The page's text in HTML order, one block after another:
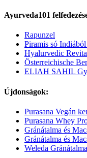
Ayurveda101
Rapunzel
Piramis só
Hyalurvedic
Österreichische
ELIAH SAHIL
Újdonságok:
Purasana Vegán
Purasana Whey
Gránátalma és
Gránátalma és
Weleda